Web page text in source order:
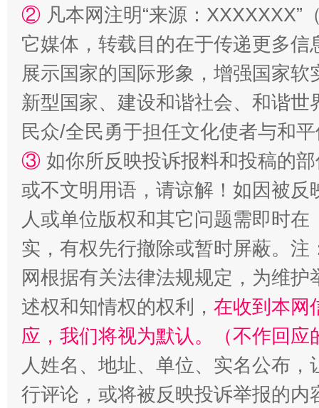
“蜀中异人”王建安的艺术幻境
② 凡本网注明“来源：
它媒体，转载目的在于传递更多
展示国家的国际形象，增强国家
新型国家、建设和谐社会、和谐
民众/全民勇于担任文化使者与和
③ 如你所反映投诉报料和投稿的
或不文明用语，请谅解！如因被
人或单位版权和其它问题需即时在
实，有权先行撤除或暂时屏蔽。
网根据有关法律法规规定，为维
述权和知情权的权利， 在收到本网
应，我们将视为默认。（不作回应
人姓名、地址、单位、实名公布
行评论，或将被反映投诉举报的